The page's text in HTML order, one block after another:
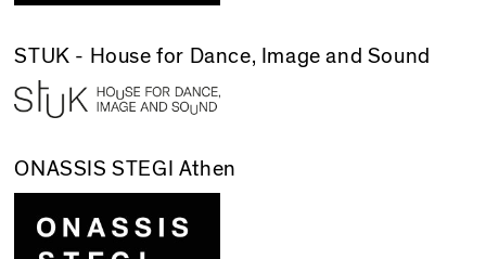
STUK - House for Dance, Image and Sound
ONASSIS STEGI Athen